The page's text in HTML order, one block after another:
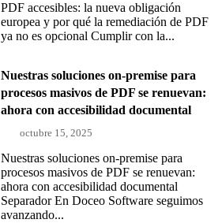
PDF accesibles: la nueva obligación
europea y por qué la remediación de PDF
ya no es opcional Cumplir con la...
Nuestras soluciones on-premise para
procesos masivos de PDF se renuevan:
ahora con accesibilidad documental
octubre 15, 2025
Nuestras soluciones on-premise para
procesos masivos de PDF se renuevan:
ahora con accesibilidad documental
Separador En Doceo Software seguimos
avanzando...